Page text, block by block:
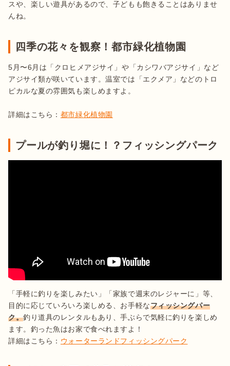
スや、楽しい遊具があるので、子どもも飽きることはありませ
んね。
四季の花々を観察！都市緑化植物園
5月〜6月は「クロヒメアジサイ」や「カシワバアジサイ」など
アジサイ類が咲いています。温室では「エクメア」などのトロ
ピカルな夏の雰囲気も楽しめますよ。
詳細はこちら： 都市緑化植物園
プールが釣り堀に！？フィッシングパーク
「手軽に釣りを楽しみたい」「家族で週末のレジャーに」等、
目的に応じていろいろ楽しめる、お手軽なフィッシングパー
ク。釣り道具のレンタルもあり、手ぶらで気軽に釣りを楽しめ
ます。釣った魚はお家で食べれますよ！
詳細はこちら： ウォーターランドフィッシングパーク